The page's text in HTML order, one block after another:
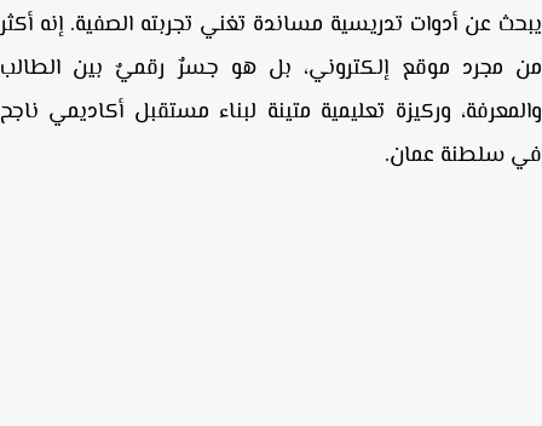
عن أدوات تدريسية مساندة تغني تجربته الصفية. إنه أكثر
مجردموقع إلكتروني، بل هوجسرٌ رقميٌ بين الطالب
وركيزة تعليمية متينة لبناء مستقبل أكاديمي ناجح
سلطنة عمان.